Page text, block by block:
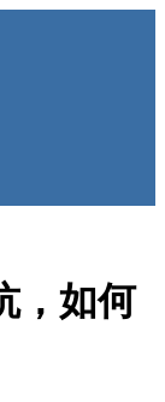
，如何